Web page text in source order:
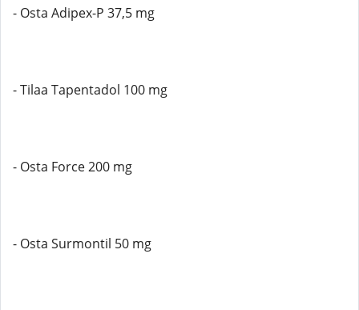
- Osta Adipex-P 37,5 mg
- Tilaa Tapentadol 100 mg
- Osta Force 200 mg
- Osta Surmontil 50 mg